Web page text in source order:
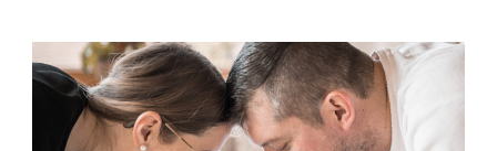
TAUFBEGLEITUNG
GEBURTSFOTOGRAFIE
STYLE & SHOOT
KONTAKT
ABOUT
UNSER STUDIO
IMPRESSUM